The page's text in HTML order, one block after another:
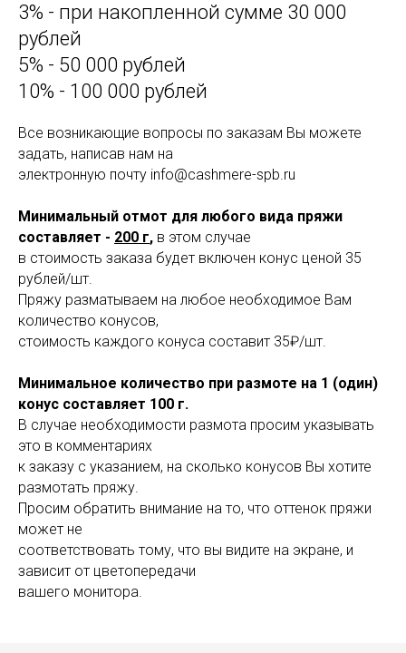
3% - при накопленной сумме 30 000
рублей
5% - 50 000 рублей
10% - 100 000 рублей
Все возникающие вопросы по заказам Вы можете
задать, написав нам на
электронную почту info@cashmere-spb.ru
Минимальный отмот для любого вида пряжи
составляет - 200 г, в этом случае
в стоимость заказа будет включен конус ценой 35
рублей/шт.
Пряжу разматываем на любое необходимое Вам
количество конусов,
стоимость каждого конуса составит 35₽/шт.
Минимальное количество при размоте на 1 (один)
конус составляет 100 г.
В случае необходимости размота просим указывать
это в комментариях
к заказу c указанием, на сколько конусов Вы хотите
размотать пряжу.
Просим обратить внимание на то, что оттенок пряжи
может не
соответствовать тому, что вы видите на экране, и
зависит от цветопередачи
вашего монитора.